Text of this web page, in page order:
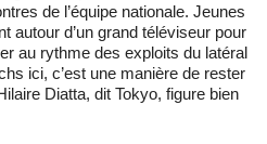
de l’équipe nationale. Jeunes
autour d’un grand téléviseur pour
au rythme des exploits du latéral
ici, c’est une manière de rester
Diatta, dit Tokyo, figure bien